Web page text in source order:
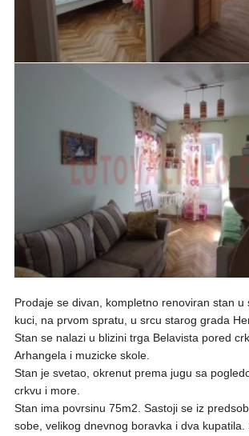
Prodaje se divan, kompletno renoviran stan u
kuci, na prvom spratu, u srcu starog grada
Stan se nalazi u blizini trga Belavista pored
Arhangela i muzicke skole.
Stan je svetao, okrenut prema jugu sa
crkvu i more.
Stan ima povrsinu 75m2. Sastoji se iz
sobe, velikog dnevnog boravka i dva kupatila.